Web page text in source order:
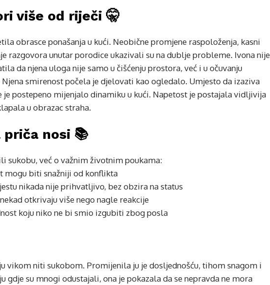
više od riječi 🤫
obrasce ponašanja u kući. Neobične promjene raspoloženja, kasni
razgovora unutar porodice ukazivali su na dublje probleme. Ivona nije
da njena uloga nije samo u čišćenju prostora, već i u očuvanju
smirenost počela je djelovati kao ogledalo. Umjesto da izaziva
je postepeno mijenjalo dinamiku u kući. Napetost je postajala vidljivija
u obrazac straha.
nosi 📚
sukobu, već o važnim životnim poukama:
mogu biti snažniji od konflikta
nikada nije prihvatljivo, bez obzira na status
otkrivaju više nego nagle reakcije
koju niko ne bi smio izgubiti zbog posla
vikom niti sukobom. Promijenila ju je dosljednošću, tihom snagom i
gdje su mnogi odustajali, ona je pokazala da se nepravda ne mora